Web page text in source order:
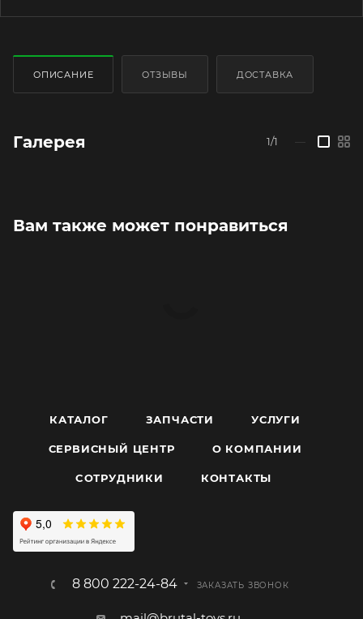
ОПИСАНИЕ ОТЗЫВЫ ДОСТАВКА
Галерея 1/1 —
Вам также может понравиться
КАТАЛОГ ЗАПЧАСТИ УСЛУГИ
СЕРВИСНЫЙ ЦЕНТР О КОМПАНИИ
CОТРУДНИКИ КОНТАКТЫ
8 800 222-24-84 ЗАКАЗАТЬ ЗВОНОК